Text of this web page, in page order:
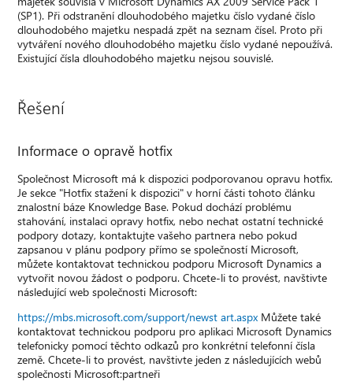
(SP1). Při odstranění dlouhodobého majetku číslo vydané číslo
dlouhodobého majetku nespadá zpět na seznam čísel. Proto při
vytváření nového dlouhodobého majetku číslo vydané nepoužívá.
Existující čísla dlouhodobého majetku nejsou souvislé.
Řešení
Informace o opravě hotfix
Společnost Microsoft má k dispozici podporovanou opravu hotfix.
Je sekce "Hotfix stažení k dispozici" v horní části tohoto článku
znalostní báze Knowledge Base. Pokud dochází problému
stahování, instalaci opravy hotfix, nebo nechat ostatní technické
podpory dotazy, kontaktujte vašeho partnera nebo pokud
zapsanou v plánu podpory přímo se společností Microsoft,
můžete kontaktovat technickou podporu Microsoft Dynamics a
vytvořit novou žádost o podporu. Chcete-li to provést, navštivte
následující web společnosti Microsoft:
https://mbs.microsoft.com/support/newst art.aspx Můžete také
kontaktovat technickou podporu pro aplikaci Microsoft Dynamics
telefonicky pomocí těchto odkazů pro konkrétní telefonní čísla
země. Chcete-li to provést, navštivte jeden z následujících webů
společnosti Microsoft:partneři